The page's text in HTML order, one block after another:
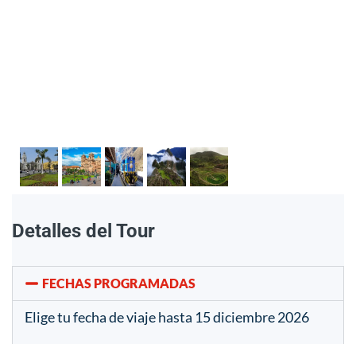
Detalles del Tour
FECHAS PROGRAMADAS
Elige tu fecha de viaje hasta 15 diciembre 2026